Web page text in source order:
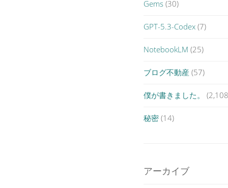
Gems (30)
GPT-5.3-Codex (7)
NotebookLM (25)
ブログ不動産 (57)
僕が書きました。
秘密 (14)
アーカイブ